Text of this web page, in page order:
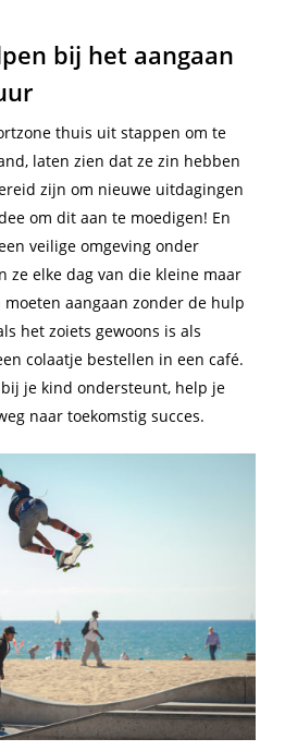
bij het aangaan
thuis uit stappen om te
laten zien dat ze zin hebben
zijn om nieuwe uitdagingen
om dit aan te moedigen! En
veilige omgeving onder
ze elke dag van die kleine maar
aangaan zonder de hulp
het zoiets gewoons is als
colaatje bestellen in een café.
je kind ondersteunt, help je
naar toekomstig succes.